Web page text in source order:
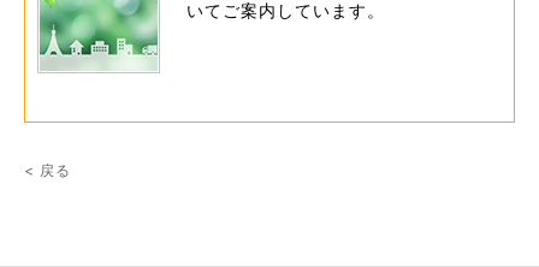
いてご案内しています。
< 戻る